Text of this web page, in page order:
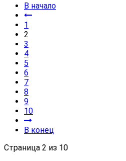
В начало
1
2
3
4
5
6
7
8
9
10
В конец
Страница 2 из 10